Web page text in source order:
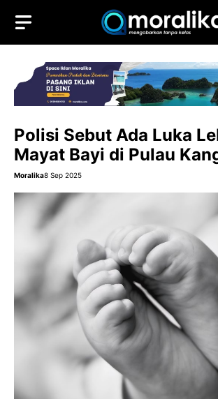
content
Polisi Sebut Ada Luka
Mayat Bayi di Pulau
Moralika8 Sep 2025